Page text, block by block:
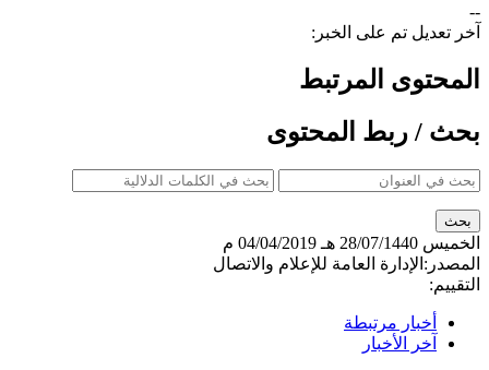
--
آخر تعديل تم على الخبر:
المحتوى المرتبط
بحث / ربط المحتوى
الخميس 28/07/1440 هـ
04/04/2019 م
المصدر: الإدارة العامة للإعلام والاتصال
التقييم:
أخبار مرتبطة
آخر الأخبار